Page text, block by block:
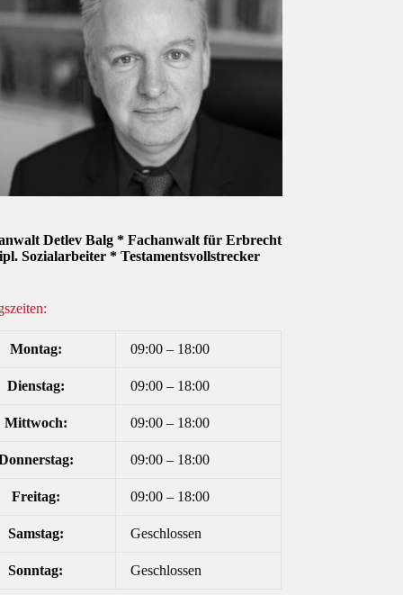
Detlev Balg * Fachanwalt für Erbrecht
Sozialarbeiter * Testamentsvollstrecker
Montag: 09:00 – 18:00
Dienstag: 09:00 – 18:00
Mittwoch: 09:00 – 18:00
09:00 – 18:00
Freitag: 09:00 – 18:00
Samstag: Geschlossen
Sonntag: Geschlossen